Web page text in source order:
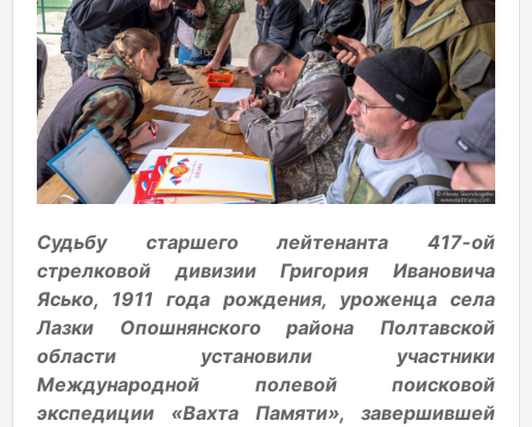
Судьбу старшего лейтенанта 417-ой
стрелковой дивизии Григория Ивановича
Ясько, 1911 года рождения, уроженца села
Лазки Опошнянского района Полтавской
области установили участники
Международной полевой поисковой
экспедиции «Вахта Памяти», завершившей